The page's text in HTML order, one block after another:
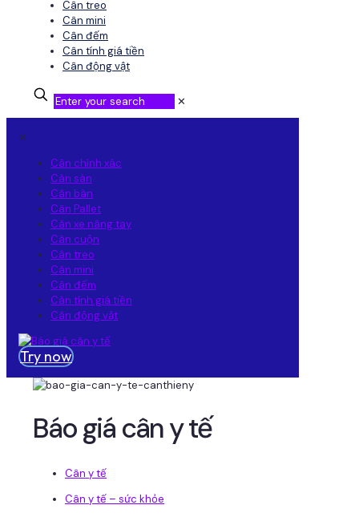
Cân treo
Cân mini
Cân đếm
Cân tính giá tiền
Cân động vật
✕
✕
Cân chính xác
Cân sàn
Cân bàn
Cân Pallet
Cân xe nâng tay
Cân cuộn
Cân treo
Cân mini
Cân đếm
Cân tính giá tiền
Cân động vật
Try now
Báo giá cân y tế
Cân y tế
Cân y tế – sức khỏe